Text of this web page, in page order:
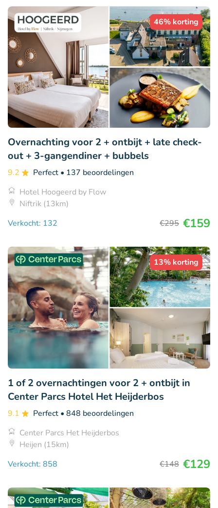
46% korting
Overnachting voor 2 + ontbijt + late check-
out + 3-gangendiner + bubbels
9.2 Perfect • 137 beoordelingen
Hotel Hoogeerd by Flow
Niftrik (13km)
Verkocht: 132
€295 €159
13% korting
1 of 2 overnachtingen voor 2 + ontbijt in
Center Parcs Hotel Het Heijderbos
9.1 Perfect • 848 beoordelingen
Center Parcs Het Heijderbos
Heijen (15km)
Verkocht: 858
€148 €129